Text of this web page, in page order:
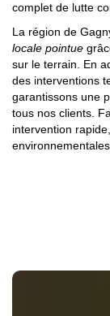
complet de lutte
La région de
locale pointue
sur le terrain. En
des interventions
garantissons une
tous nos clients.
intervention